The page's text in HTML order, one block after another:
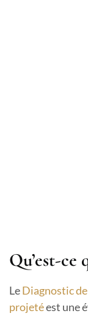
Qu’est-ce
LeDiagnostic
projetéest une